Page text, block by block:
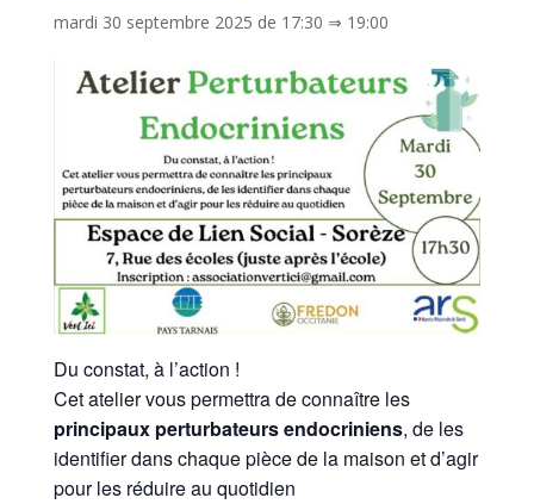
mardi 30 septembre 2025 de 17:30 ⇒ 19:00
Du constat, à l’action !
Cet atelier vous permettra de connaître les
principaux perturbateurs endocriniens, de les
identifier dans chaque pièce de la maison et d’agir
pour les réduire au quotidien